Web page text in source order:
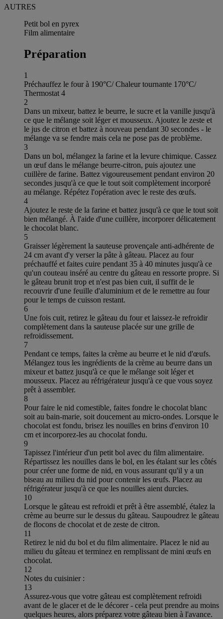
AUTRES
Petit bol en pyrex
Film alimentaire
Préparation
1
Préchauffez le four à 190°C/ Chaleur tournante 170°C/
Thermostat 4
2
Dans un mixeur, battez le beurre, le sucre et la vanille jusqu'à
ce que le mélange soit léger et mousseux. Ajoutez le zeste et
le jus de citron et battez à nouveau pendant 30 secondes - le
mélange va se fendre mais cela ne pose pas de problème.
3
Dans un bol, mélangez la farine et la levure chimique. Cassez
un œuf dans le mélange beurre-citron, puis ajoutez une
cuillère de farine. Battez vigoureusement pendant environ 20
secondes jusqu'à ce que le tout soit complètement incorporé
au mélange. Répétez l'opération avec le reste des œufs.
4
Ajoutez le reste de la farine et battez jusqu'à ce que le tout soit
bien mélangé. À l'aide d'une cuillère, incorporer délicatement
le chocolat blanc.
5
Graisser légèrement la sauteuse provençale anti-adhérente de
24 cm avant d'y verser la pâte à gâteau. Placez au four
préchauffé et faites cuire pendant 35 à 40 minutes jusqu'à ce
qu'un couteau inséré au centre du gâteau en ressorte propre. Si
le gâteau brunit trop et n'est pas bien cuit, il suffit de le
recouvrir d'une feuille d'aluminium et de le remettre au four
pour le temps de cuisson restant.
6
Une fois cuit, retirez le gâteau du four et laissez-le refroidir
complètement dans la sauteuse placée sur une grille de
refroidissement.
7
Pendant ce temps, faites la crème au beurre et le nid d'œufs.
Mélangez tous les ingrédients de la crème au beurre dans un
mixeur et battez jusqu'à ce que le mélange soit léger et
mousseux. Placez au réfrigérateur jusqu'à ce que vous soyez
prêt à assembler.
8
Pour faire le nid comestible, faites fondre le chocolat blanc
soit au bain-marie, soit doucement au micro-ondes. Lorsque le
chocolat est fondu, brisez les nouilles en brins d'environ 10
cm et incorporez-les au chocolat fondu.
9
Tapissez l'intérieur d'un petit bol avec du film alimentaire.
Répartissez les nouilles dans le bol, en les étalant sur les côtés
pour créer une forme de nid, en vous assurant qu'il y a un
biseau au milieu du nid pour contenir les œufs. Placez au
réfrigérateur jusqu'à ce que les nouilles aient durcies.
10
Lorsque le gâteau est refroidi et prêt à être assemblé, étalez la
crème au beurre sur le dessus du gâteau. Saupoudrez le gâteau
de flocons de chocolat et de zeste de citron.
11
Retirez le nid du bol et du film alimentaire. Placez le nid au
milieu du gâteau et terminez en remplissant de mini œufs en
chocolat.
12
Notes du cuisinier :
13
Assurez-vous que votre gâteau est complètement refroidi
avant de le glacer et de le décorer - cela peut prendre au moins
quelques heures, alors préparez votre gâteau bien à l'avance.